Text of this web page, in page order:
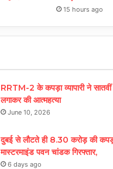
15 hours ago
RRTM-2 के कपड़ा व्यापारी ने
लगाकर की आत्महत्या
June 10, 2026
दुबई से लौटते ही 8.30 करोड़ की
मास्टरमाइंड पवन चांडक गिरफ्तार,
6 days ago